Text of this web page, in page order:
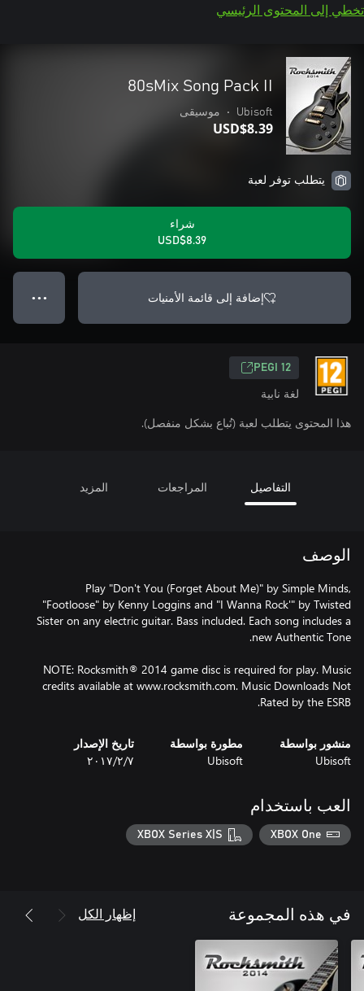
تخطي إلى المحتوى الرئيسي
80sMix Song Pack II
Ubisoft
• موسيقى
USD$8.39
يتطلب توفر لعبة
شراء
USD$8.39
إضافة إلى قائمة الأمنيات ● ● ●
PEGI 12
لغة نابية
هذا المحتوى يتطلب لعبة (تُباع بشكل منفصل).
التفاصيل المراجعات المزيد
الوصف
Play "Don't You (Forget About Me)" by Simple Minds,
"Footloose" by Kenny Loggins and "I Wanna Rock'" by Twisted
Sister on any electric guitar. Bass included. Each song includes a
NOTE: Rocksmith® 2014 game disc is required for play. Music
credits available at www.rocksmith.com. Music Downloads Not
Rated by the ESRB.
منشور بواسطة
Ubisoft
مطورة بواسطة
Ubisoft
تاريخ الإصدار
٧‏/٢‏/٢٠١٧
العب باستخدام
XBOX One
XBOX Series X|S
في هذه المجموعة إظهار الكل